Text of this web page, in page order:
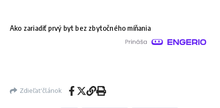
Ako zariadiť prvý byt bez zbytočného míňania
Zdieľať článok